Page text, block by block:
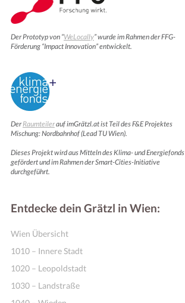
Der Prototyp von “WeLocally” wurde im Rahmen der FFG-
Förderung “Impact Innovation” entwickelt.
DerRaumteilerauf imGrätzl.at ist Teil des F&E Projektes
Mischung: Nordbahnhof (Lead TU Wien).
Dieses Projekt wird aus Mitteln des Klima- und Energiefonds
gefördert und im Rahmen der Smart-Cities-Initiative
durchgeführt.
Entdecke dein Grätzl in Wien:
Wien Übersicht
1010 – Innere Stadt
1020 – Leopoldstadt
1030 – Landstraße